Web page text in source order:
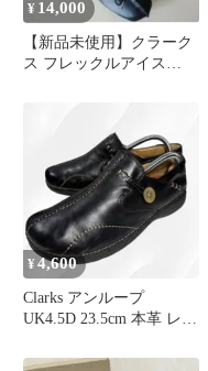
¥ 14,000
【新品未使用】クラーク
ス フレックルアイス
¥4,600
Clarks アンループ
UK4.5D 23.5cm 本革 レザ